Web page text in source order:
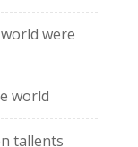
were
world
tallents